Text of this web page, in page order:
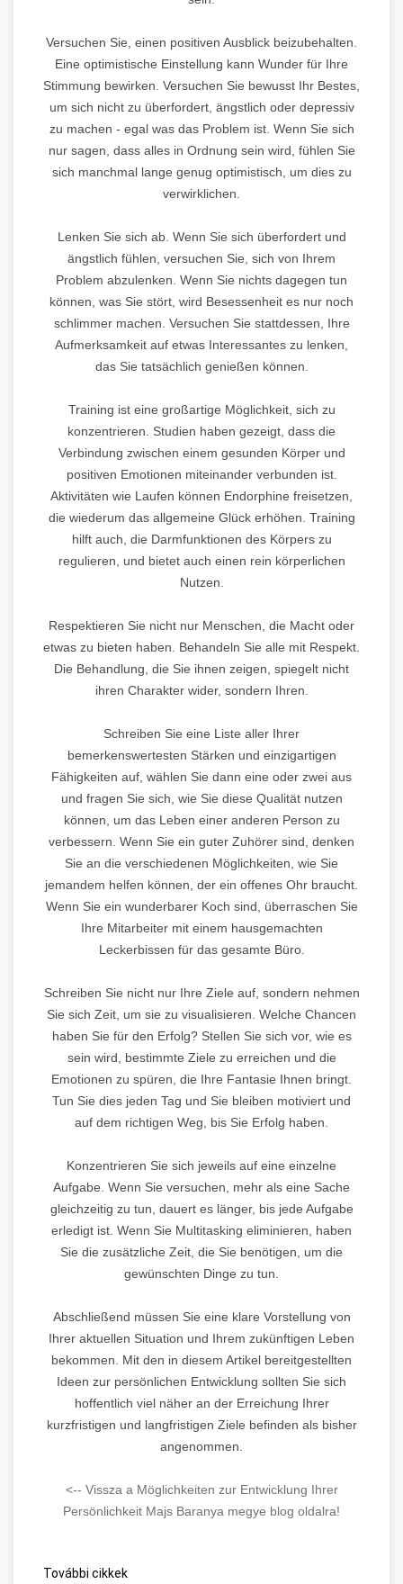
Versuchen Sie, einen positiven Ausblick beizubehalten.
Eine optimistische Einstellung kann Wunder für Ihre
Stimmung bewirken. Versuchen Sie bewusst Ihr Bestes,
um sich nicht zu überfordert, ängstlich oder depressiv
zu machen - egal was das Problem ist. Wenn Sie sich
nur sagen, dass alles in Ordnung sein wird, fühlen Sie
sich manchmal lange genug optimistisch, um dies zu
verwirklichen.
Lenken Sie sich ab. Wenn Sie sich überfordert und
ängstlich fühlen, versuchen Sie, sich von Ihrem
Problem abzulenken. Wenn Sie nichts dagegen tun
können, was Sie stört, wird Besessenheit es nur noch
schlimmer machen. Versuchen Sie stattdessen, Ihre
Aufmerksamkeit auf etwas Interessantes zu lenken,
das Sie tatsächlich genießen können.
Training ist eine großartige Möglichkeit, sich zu
konzentrieren. Studien haben gezeigt, dass die
Verbindung zwischen einem gesunden Körper und
positiven Emotionen miteinander verbunden ist.
Aktivitäten wie Laufen können Endorphine freisetzen,
die wiederum das allgemeine Glück erhöhen. Training
hilft auch, die Darmfunktionen des Körpers zu
regulieren, und bietet auch einen rein körperlichen
Nutzen.
Respektieren Sie nicht nur Menschen, die Macht oder
etwas zu bieten haben. Behandeln Sie alle mit Respekt.
Die Behandlung, die Sie ihnen zeigen, spiegelt nicht
ihren Charakter wider, sondern Ihren.
Schreiben Sie eine Liste aller Ihrer
bemerkenswertesten Stärken und einzigartigen
Fähigkeiten auf, wählen Sie dann eine oder zwei aus
und fragen Sie sich, wie Sie diese Qualität nutzen
können, um das Leben einer anderen Person zu
verbessern. Wenn Sie ein guter Zuhörer sind, denken
Sie an die verschiedenen Möglichkeiten, wie Sie
jemandem helfen können, der ein offenes Ohr braucht.
Wenn Sie ein wunderbarer Koch sind, überraschen Sie
Ihre Mitarbeiter mit einem hausgemachten
Leckerbissen für das gesamte Büro.
Schreiben Sie nicht nur Ihre Ziele auf, sondern nehmen
Sie sich Zeit, um sie zu visualisieren. Welche Chancen
haben Sie für den Erfolg? Stellen Sie sich vor, wie es
sein wird, bestimmte Ziele zu erreichen und die
Emotionen zu spüren, die Ihre Fantasie Ihnen bringt.
Tun Sie dies jeden Tag und Sie bleiben motiviert und
auf dem richtigen Weg, bis Sie Erfolg haben.
Konzentrieren Sie sich jeweils auf eine einzelne
Aufgabe. Wenn Sie versuchen, mehr als eine Sache
gleichzeitig zu tun, dauert es länger, bis jede Aufgabe
erledigt ist. Wenn Sie Multitasking eliminieren, haben
Sie die zusätzliche Zeit, die Sie benötigen, um die
gewünschten Dinge zu tun.
Abschließend müssen Sie eine klare Vorstellung von
Ihrer aktuellen Situation und Ihrem zukünftigen Leben
bekommen. Mit den in diesem Artikel bereitgestellten
Ideen zur persönlichen Entwicklung sollten Sie sich
hoffentlich viel näher an der Erreichung Ihrer
kurzfristigen und langfristigen Ziele befinden als bisher
angenommen.
<-- Vissza a Möglichkeiten zur Entwicklung Ihrer
Persönlichkeit Majs Baranya megye blog oldalra!
További cikkek